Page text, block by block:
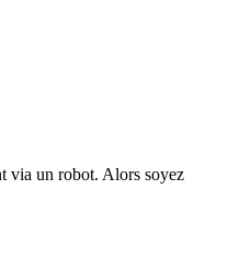
via un robot. Alors soyez